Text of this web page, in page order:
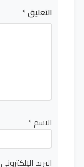
التعليق*
الاسم*
البريد الإلكتروني